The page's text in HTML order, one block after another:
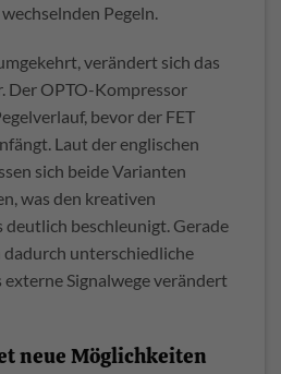
Pegeln.
verändert sich das
Der OPTO-Kompressor
bevor der FET
Laut der englischen
sich beide Varianten
was den kreativen
deutlich beschleunigt. Gerade
dadurch unterschiedliche
externe Signalwege verändert
neue Möglichkeiten